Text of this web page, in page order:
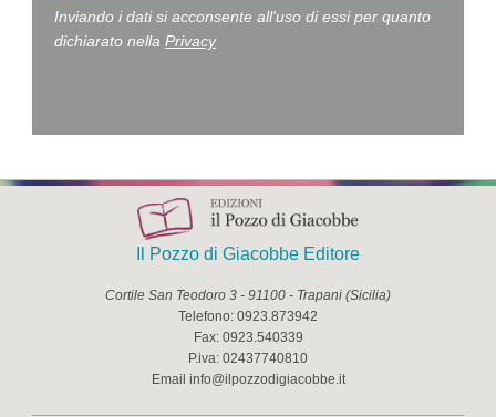
Inviando i dati si acconsente all'uso di essi per quanto
dichiarato nellaPrivacy
Il Pozzo di Giacobbe Editore
Cortile San Teodoro 3 - 91100 - Trapani (Sicilia)
Telefono: 0923.873942
Fax: 0923.540339
P.iva: 02437740810
Email info@ilpozzodigiacobbe.it